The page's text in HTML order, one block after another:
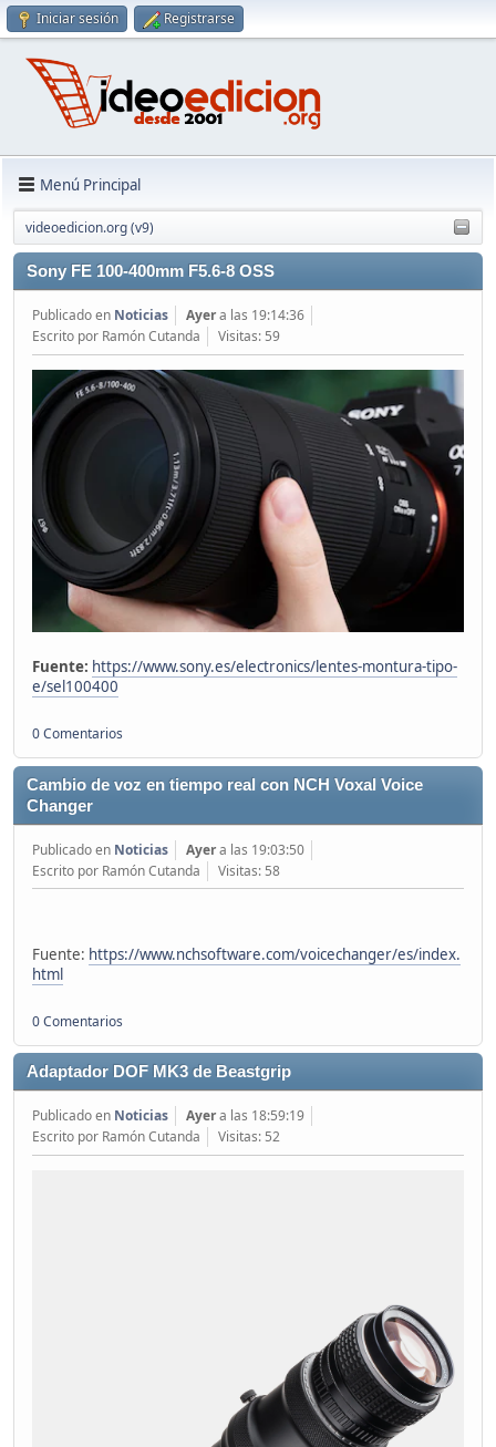
Iniciar sesión Registrarse
Menú Principal
videoedicion.org (v9)
Sony FE 100-400mm F5.6-8 OSS
Publicado en Noticias Ayera las 19:14:36
Escrito por Ramón Cutanda
Visitas: 59
Fuente: https://www.sony.es/electronics/lentes-montura-tipo-
e/sel100400
0 Comentarios
Cambio de voz en tiempo real con NCH Voxal Voice
Changer
Publicado en Noticias Ayera las 19:03:50
Escrito por Ramón Cutanda
Visitas: 58
Fuente: https://www.nchsoftware.com/voicechanger/es/index.
html
0 Comentarios
Adaptador DOF MK3 de Beastgrip
Publicado en Noticias Ayera las 18:59:19
Escrito por Ramón Cutanda
Visitas: 52